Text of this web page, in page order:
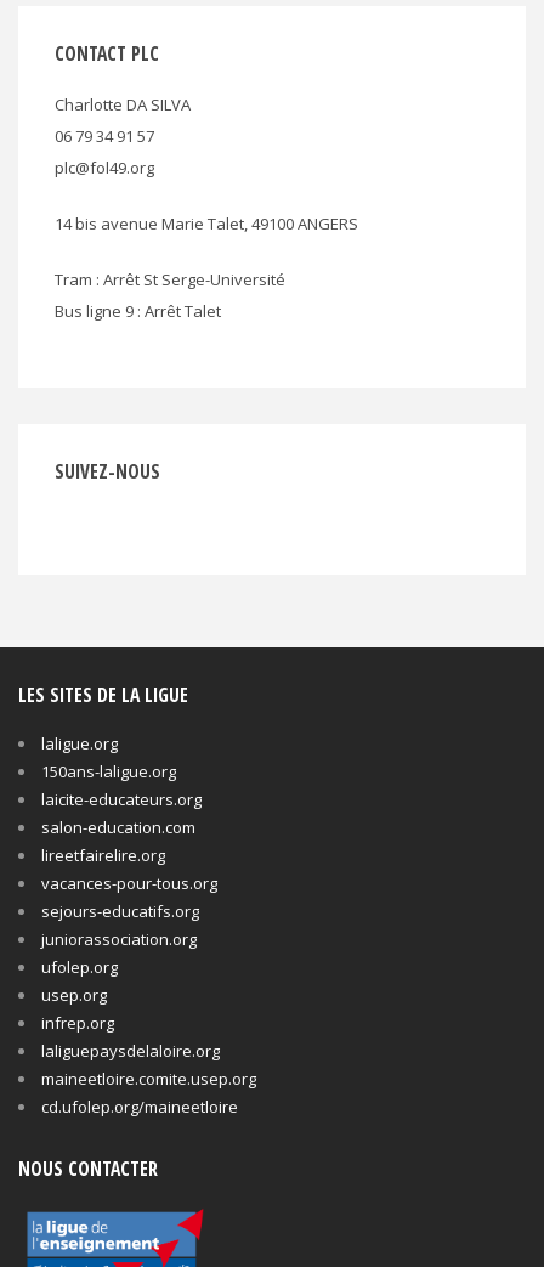
CONTACT PLC
Charlotte DA SILVA
06 79 34 91 57
plc@fol49.org
14 bis avenue Marie Talet, 49100 ANGERS
Tram : Arrêt St Serge-Université
Bus ligne 9 : Arrêt Talet
SUIVEZ-NOUS
LES SITES DE LA LIGUE
laligue.org
150ans-laligue.org
laicite-educateurs.org
salon-education.com
lireetfairelire.org
vacances-pour-tous.org
sejours-educatifs.org
juniorassociation.org
ufolep.org
usep.org
infrep.org
laliguepaysdelaloire.org
maineetloire.comite.usep.org
cd.ufolep.org/maineetloire
NOUS CONTACTER